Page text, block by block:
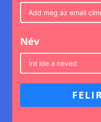
Név